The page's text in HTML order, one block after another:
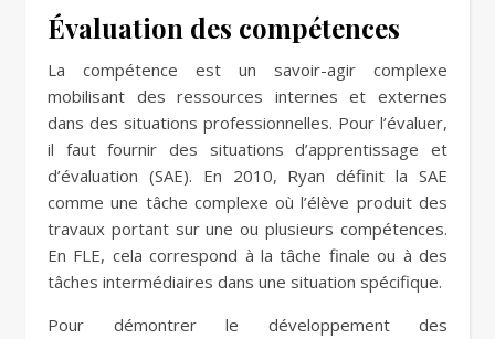
Évaluation des compétences
La compétence est un savoir-agir complexe
mobilisant des ressources internes et externes
dans des situations professionnelles. Pour l’évaluer,
il faut fournir des situations d’apprentissage et
d’évaluation (SAE). En 2010, Ryan définit la SAE
comme une tâche complexe où l’élève produit des
travaux portant sur une ou plusieurs compétences.
En FLE, cela correspond à la tâche finale ou à des
tâches intermédiaires dans une situation spécifique.
Pour démontrer le développement des